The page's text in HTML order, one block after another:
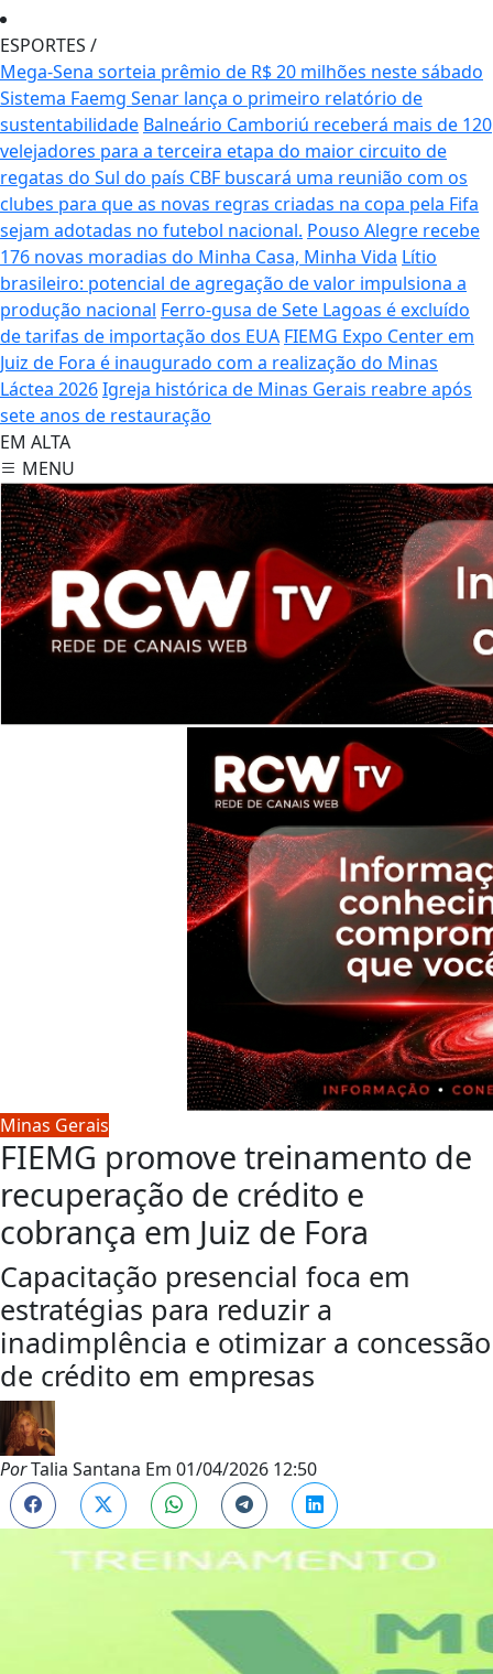
ESPORTES /
Mega-Sena sorteia prêmio de R$ 20 milhões neste sábado
Sistema Faemg Senar lança o primeiro relatório de
sustentabilidade Balneário Camboriú receberá mais de 120
velejadores para a terceira etapa do maior circuito de
regatas do Sul do país CBF buscará uma reunião com os
clubes para que as novas regras criadas na copa pela Fifa
sejam adotadas no futebol nacional. Pouso Alegre recebe
176 novas moradias do Minha Casa, Minha Vida Lítio
brasileiro: potencial de agregação de valor impulsiona a
produção nacional Ferro-gusa de Sete Lagoas é excluído
de tarifas de importação dos EUA FIEMG Expo Center em
Juiz de Fora é inaugurado com a realização do Minas
Láctea 2026Igreja histórica de Minas Gerais reabre após
sete anos de restauração
EM ALTA
MENU
Minas Gerais
FIEMG promove treinamento de
recuperação de crédito e
cobrança em Juiz de Fora
Capacitação presencial foca em
estratégias para reduzir a
inadimplência e otimizar a concessão
de crédito em empresas
PorTalia Santana Em 01/04/2026 12:50